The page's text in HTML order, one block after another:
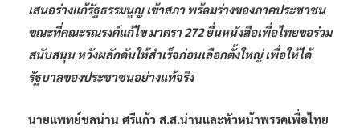
เสนอร่างแก้รัฐธรรมนูญ เข้าสภา พร้อมร่างของภาคประชาชน
ขณะที่คณะรณรงค์แก้ไข มาตรา 272 ยื่นหนังสือเพื่อไทยขอร่วม
สนับสนุน หวังผลักดันให้สำเร็จก่อนเลือกตั้งใหญ่ เพื่อให้ได้
รัฐบาลของประชาชนอย่างแท้จริง
นายแพทย์ชลน่าน ศรีแก้ว ส.ส.น่านและหัวหน้าพรรคเพื่อไทย